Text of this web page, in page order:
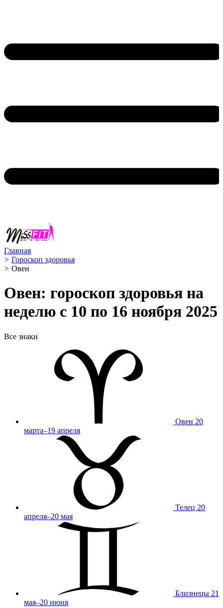
Главная
> Гороскоп здоровья
> Овен ️
Овен: гороскоп здоровья на
неделю с 10 по 16 ноября 2025
Все знаки
Овен 20
марта–19 апреля
Телец 20
апреля–20 мая
Близнецы 21
мая–20 июня